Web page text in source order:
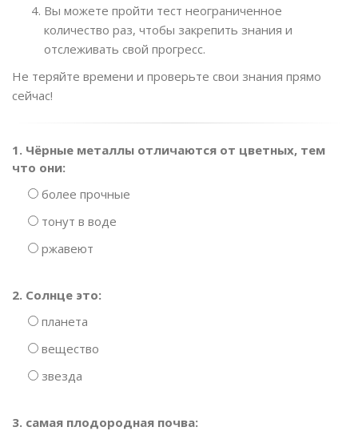
Вы можете пройти тест неограниченное
количество раз, чтобы закрепить знания и
отслеживать свой прогресс.
Не теряйте времени и проверьте свои знания прямо
сейчас!
1. Чёрные металлы отличаются от цветных, тем
что они:
более прочные
тонут в воде
ржавеют
2. Солнце это:
планета
вещество
звезда
3. самая плодородная почва: